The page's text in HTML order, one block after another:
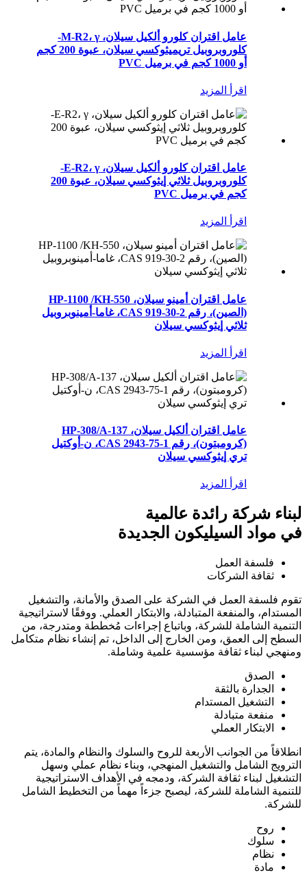
عامل اقتران كلورو ألكيل سيلان، M-R2، γ-
كلوروبروبيل تريميثوكسي سيلان، عبوة 200 كجم
أو 1000 كجم في برميل PVC
اقرأ المزيد
عامل اقتران كلورو ألكيل سيلان، E-R2، γ-
كلوروبروبيل ثلاثي إيثوكسي سيلان، عبوة 200
كجم في برميل PVC
اقرأ المزيد
عامل اقتران أمينو سيلان، HP-1100 /KH-550
(الصين)، رقم CAS 919-30-2، غاما-أمينوبروبيل
ثلاثي إيثوكسي سيلان
اقرأ المزيد
عامل اقتران ألكيل سيلان، HP-308/A-137
(كرومبتون)، رقم CAS 2943-75-1، ن-أوكتيل
تري إيثوكسي سيلان
اقرأ المزيد
لبناء شركة رائدة عالمية
في مواد السيليكون الجديدة
فلسفة العمل
ثقافة الشركات
تقوم فلسفة العمل في الشركة على الصدق والأمانة، والتشغيل
المستدام، والمنفعة المتبادلة، والابتكار العملي. ووفقًا لاستراتيجية
التنمية الشاملة للشركة، وباتباع إجراءات مُخططة ومتدرجة، من
السطح إلى العمق، ومن الخارج إلى الداخل، تم إنشاء نظام متكامل
ومنهجي لبناء ثقافة مؤسسية علمية وشاملة.
الصدق
الجدارة بالثقة
التشغيل المستدام
منفعة متبادلة
الابتكار العملي
انطلاقاً من الجوانب الأربعة للروح والسلوك والنظام والمادة، يتم
الترويج الشامل والتشغيل المنهجي، وبناء نظام عملي وسهل
التشغيل لبناء ثقافة الشركة، ودمجه في الأهداف الاستراتيجية
للتنمية الشاملة للشركة، ليصبح جزءاً مهماً من التخطيط الشامل
للشركة.
روح
سلوك
نظام
مادة